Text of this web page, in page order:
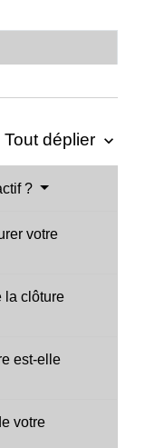
Tout déplier keyboard_arrow_down
?
votre
la clôture
est-elle
votre